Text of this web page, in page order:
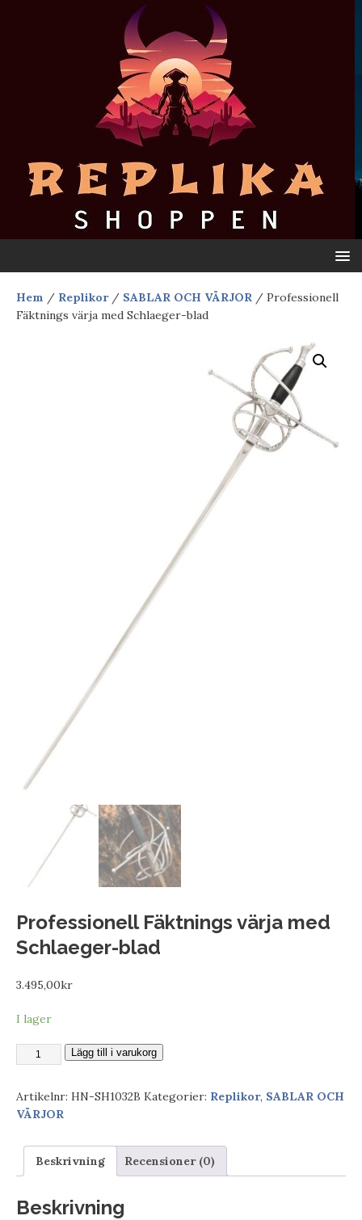
Hem / Replikor/ SABLAR OCH VÄRJOR / Professionell
Fäktnings värja med Schlaeger-blad
Professionell Fäktnings värja med
Schlaeger-blad
3.495,00kr
I lager
Lägg till i varukorg
Artikelnr: HN-SH1032B Kategorier: Replikor, SABLAR OCH
VÄRJOR
Beskrivning Recensioner (0)
Beskrivning